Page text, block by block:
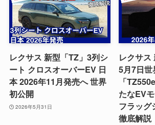
レクサス 新型「TZ」3列シ
ート クロスオーバーEV 日
本 2026年11月発売へ 世界
初公開
2026年5月31日
レクサス
5月7日
「
たなEV
フラッグ
徹底解説